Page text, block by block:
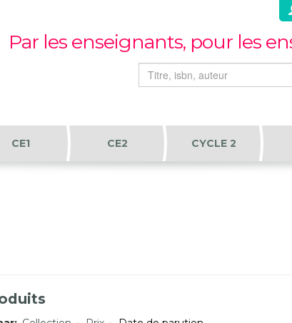
Par les enseignants, pour les
CE1 CE2 CYCLE 2